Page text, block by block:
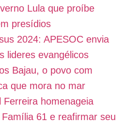
Lula que proíbe
presídios
2024: APESOC envia
lideres evangélicos
Bajau, o povo com
que mora no mar
Ferreira homenageia
61 e reafirmar seu